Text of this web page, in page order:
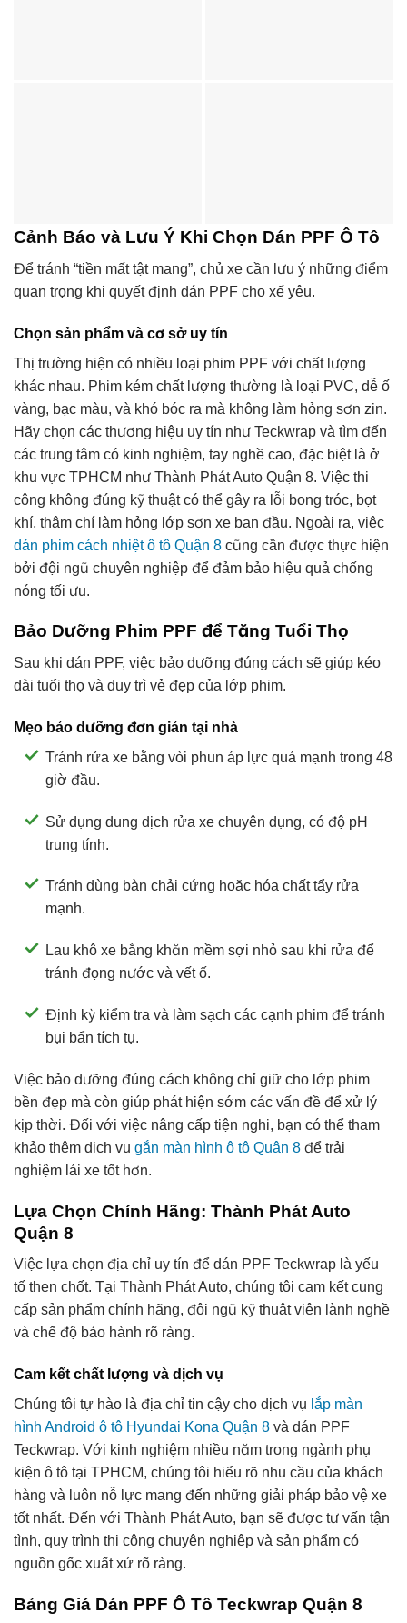
Cảnh Báo và Lưu Ý Khi Chọn Dán PPF Ô Tô
Để tránh “tiền mất tật mang”, chủ xe cần lưu ý những điểm
quan trọng khi quyết định dán PPF cho xế yêu.
Chọn sản phẩm và cơ sở uy tín
Thị trường hiện có nhiều loại phim PPF với chất lượng
khác nhau. Phim kém chất lượng thường là loại PVC, dễ ố
vàng, bạc màu, và khó bóc ra mà không làm hỏng sơn zin.
Hãy chọn các thương hiệu uy tín như Teckwrap và tìm đến
các trung tâm có kinh nghiệm, tay nghề cao, đặc biệt là ở
khu vực TPHCM như Thành Phát Auto Quận 8. Việc thi
công không đúng kỹ thuật có thể gây ra lỗi bong tróc, bọt
khí, thậm chí làm hỏng lớp sơn xe ban đầu. Ngoài ra, việc
dán phim cách nhiệt ô tô Quận 8 cũng cần được thực hiện
bởi đội ngũ chuyên nghiệp để đảm bảo hiệu quả chống
nóng tối ưu.
Bảo Dưỡng Phim PPF để Tăng Tuổi Thọ
Sau khi dán PPF, việc bảo dưỡng đúng cách sẽ giúp kéo
dài tuổi thọ và duy trì vẻ đẹp của lớp phim.
Mẹo bảo dưỡng đơn giản tại nhà
Tránh rửa xe bằng vòi phun áp lực quá mạnh trong 48
giờ đầu.
Sử dụng dung dịch rửa xe chuyên dụng, có độ pH
trung tính.
Tránh dùng bàn chải cứng hoặc hóa chất tẩy rửa
mạnh.
Lau khô xe bằng khăn mềm sợi nhỏ sau khi rửa để
tránh đọng nước và vết ố.
Định kỳ kiểm tra và làm sạch các cạnh phim để tránh
bụi bẩn tích tụ.
Việc bảo dưỡng đúng cách không chỉ giữ cho lớp phim
bền đẹp mà còn giúp phát hiện sớm các vấn đề để xử lý
kịp thời. Đối với việc nâng cấp tiện nghi, bạn có thể tham
khảo thêm dịch vụ gắn màn hình ô tô Quận 8 để trải
nghiệm lái xe tốt hơn.
Lựa Chọn Chính Hãng: Thành Phát Auto
Quận 8
Việc lựa chọn địa chỉ uy tín để dán PPF Teckwrap là yếu
tố then chốt. Tại Thành Phát Auto, chúng tôi cam kết cung
cấp sản phẩm chính hãng, đội ngũ kỹ thuật viên lành nghề
và chế độ bảo hành rõ ràng.
Cam kết chất lượng và dịch vụ
Chúng tôi tự hào là địa chỉ tin cậy cho dịch vụ lắp màn
hình Android ô tô Hyundai Kona Quận 8 và dán PPF
Teckwrap. Với kinh nghiệm nhiều năm trong ngành phụ
kiện ô tô tại TPHCM, chúng tôi hiểu rõ nhu cầu của khách
hàng và luôn nỗ lực mang đến những giải pháp bảo vệ xe
tốt nhất. Đến với Thành Phát Auto, bạn sẽ được tư vấn tận
tình, quy trình thi công chuyên nghiệp và sản phẩm có
nguồn gốc xuất xứ rõ ràng.
Bảng Giá Dán PPF Ô Tô Teckwrap Quận 8